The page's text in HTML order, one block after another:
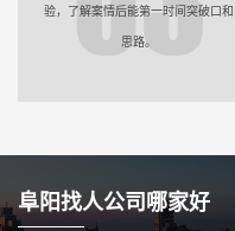
验，了解案情后能第一时间突破口和
思路。
阜阳找人公司哪家好